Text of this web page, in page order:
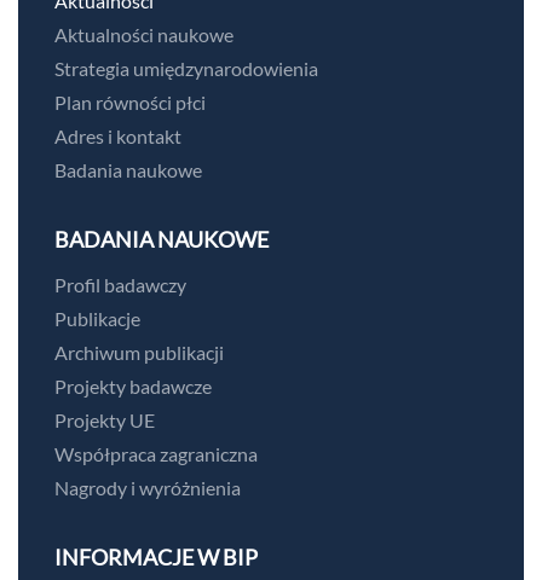
Aktualności naukowe
Strategia umiędzynarodowienia
Plan równości płci
Adres i kontakt
Badania naukowe
BADANIA NAUKOWE
Profil badawczy
Publikacje
Archiwum publikacji
Projekty badawcze
Projekty UE
Współpraca zagraniczna
Nagrody i wyróżnienia
INFORMACJE W BIP